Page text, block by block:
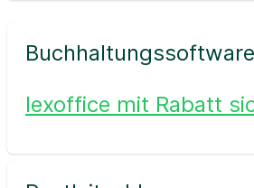
Buchhaltungssoftware
lexoffice mit Rabatt